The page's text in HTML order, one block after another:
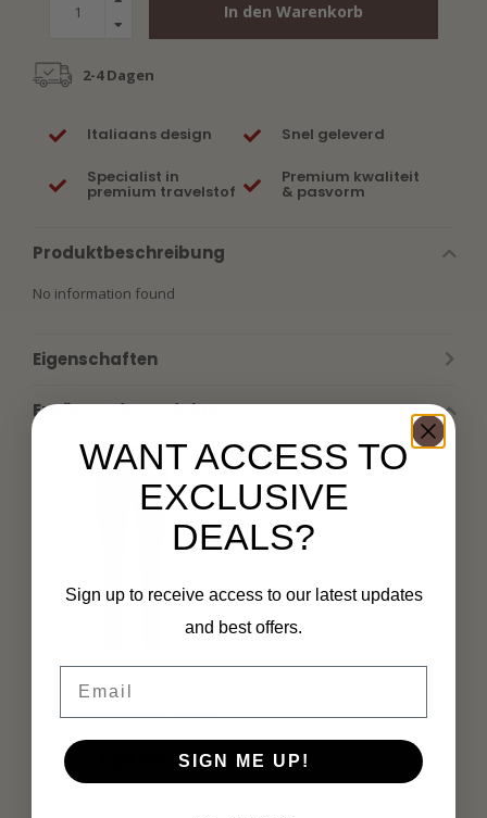
In den Warenkorb
2-4 Dagen
Italiaans design Snel geleverd
Specialist in
premium travelstof
Premium kwaliteit
& pasvorm
Produktbeschreibung
No information found
Eigenschaften
Ergänzende Produkte
Travel Skinny Uni
Broek Mi Piace 2060
WANT ACCESS TO
EXCLUSIVE
DEALS?
Sign up to receive access to our latest updates
and best offers.
SIGN ME UP!